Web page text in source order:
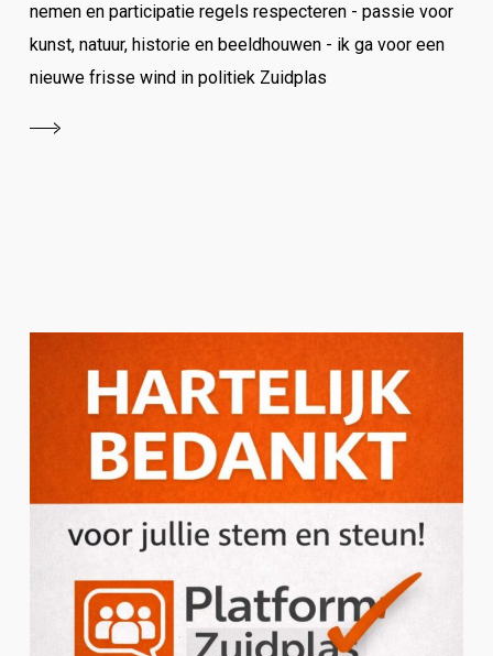
nemen en participatie regels respecteren - passie voor
kunst, natuur, historie en beeldhouwen - ik ga voor een
nieuwe frisse wind in politiek Zuidplas